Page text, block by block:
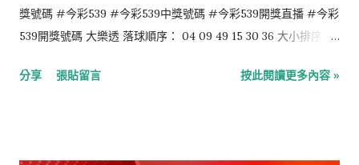
獎號碼 #今彩539 #今彩539中獎號碼 #今彩539開獎直播 #今彩
539開獎號碼 大樂透 落球順序： 04 09 49 15 30 36 大小排序：
09 大小排序： 09 32 35 37 39 4星彩 1 8 4 3 3星彩 9 9 1
分享 張貼留言 按此閱讀更多內容 »